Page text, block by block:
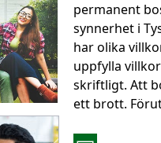
permanent
synnerhet i
har olika
uppfylla
skriftligt. Att
ett brott.